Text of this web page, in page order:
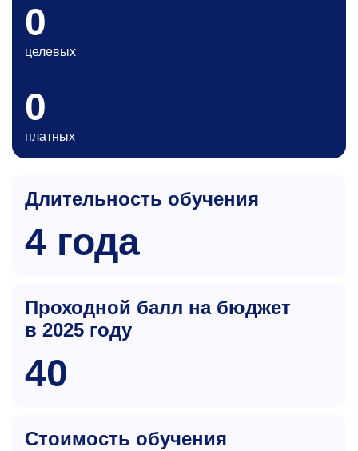
0
целевых
0
платных
Длительность обучения
4 года
Проходной балл на бюджет
в 2025 году
40
Стоимость обучения